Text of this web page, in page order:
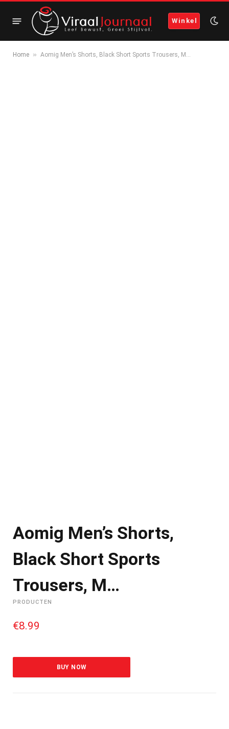
Winkel
Home » Aomig Men’s Shorts, Black Short Sports Trousers, M…
Aomig Men’s Shorts,
Black Short Sports
Trousers, M…
PRODUCTEN
€8.99
BUY NOW